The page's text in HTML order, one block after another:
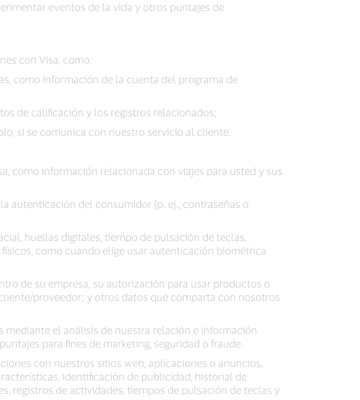
eventos de la vida y otros puntajes de
con Visa, como:
como información de la cuenta del programa de
de calificación y los registros relacionados;
si se comunica con nuestro servicio al cliente.
como información relacionada con viajes para usted y sus
autenticación del consumidor (p. ej., contraseñas o
huellas digitales, tiempo de pulsación de teclas,
como cuando elige usar autenticación biométrica
de su empresa, su autorización para usar productos o
proveedor; y otros datos que comparta con nosotros
el análisis de nuestra relación e información
para fines de marketing, seguridad o fraude.
con nuestros sitios web, aplicaciones o anuncios,
identificación de publicidad, historial de
registros de actividades, tiempos de pulsación de teclas y